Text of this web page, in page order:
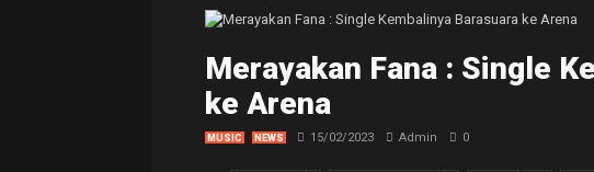
Merayakan Fana : Single
ke Arena
MUSIC NEWS 15/02/2023 Admin 0